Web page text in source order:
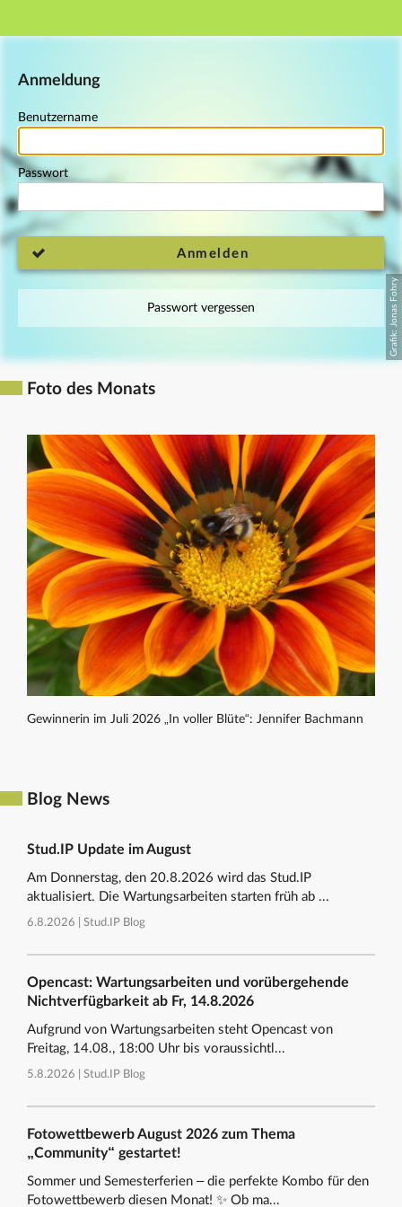
Hauptnavigation
Anmeldung
Benutzername
Passwort
Anmelden
Passwort vergessen
Foto des Monats
Gewinnerin im Juli 2026 „In voller Blüte“: Jennifer Bachmann
Blog News
Stud.IP Update im August
Am Donnerstag, den 20.8.2026 wird das Stud.IP
aktualisiert. Die Wartungsarbeiten starten früh ab ...
6.8.2026 | Stud.IP Blog
Opencast: Wartungsarbeiten und vorübergehende
Nichtverfügbarkeit ab Fr, 14.8.2026
Aufgrund von Wartungsarbeiten steht Opencast von
Freitag, 14.08., 18:00 Uhr bis voraussichtl...
5.8.2026 | Stud.IP Blog
Fotowettbewerb August 2026 zum Thema
„Community“ gestartet!
Sommer und Semesterferien – die perfekte Kombo für den
Fotowettbewerb diesen Monat! ✨ Ob ma...